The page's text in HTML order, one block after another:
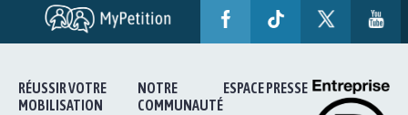
RÉUSSIR VOTRE
MOBILISATION
NOTRE
COMMUNAUTÉ
ESPACE PRESSE